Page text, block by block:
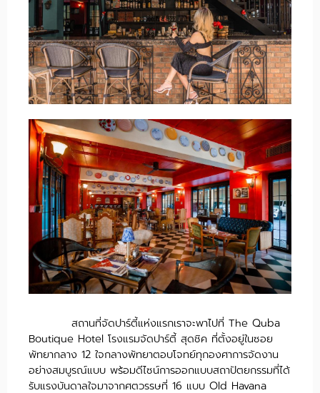
สถานที่จัดปาร์ตี้แห่งแรกเราจะพาไปที่ The Quba
Boutique Hotel โรงแรมจัดปาร์ตี้ สุดชิค ที่ตั้งอยู่ในซอย
พัทยากลาง 12 ใจกลางพัทยาตอบโจทย์ทุกองศาการจัดงาน
อย่างสมบูรณ์แบบ พร้อมดีไซน์การออกแบบสถาปัตยกรรมที่ได้
รับแรงบันดาลใจมาจากศตวรรษที่ 16 แบบ Old Havana